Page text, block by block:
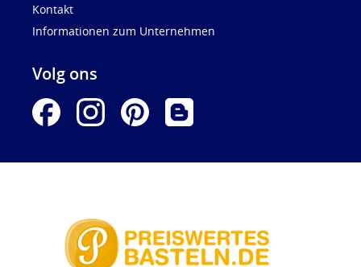
Kontakt
Informationen zum Unternehmen
Volg ons